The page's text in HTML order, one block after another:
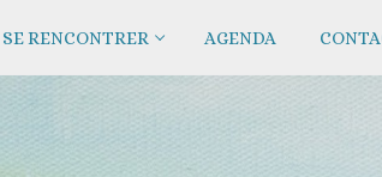
SE RENCONTRER AGENDA